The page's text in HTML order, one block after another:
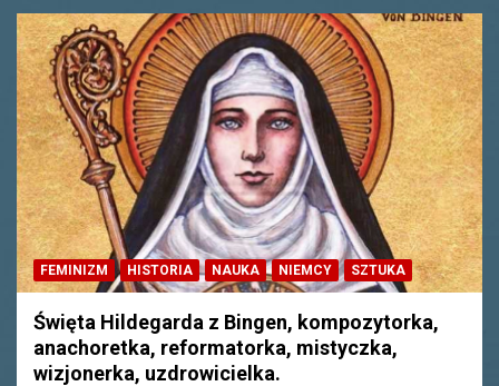
FEMINIZM HISTORIA NAUKA NIEMCY SZTUKA
Święta Hildegarda z Bingen, kompozytorka,
anachoretka, reformatorka, mistyczka,
wizjonerka, uzdrowicielka.